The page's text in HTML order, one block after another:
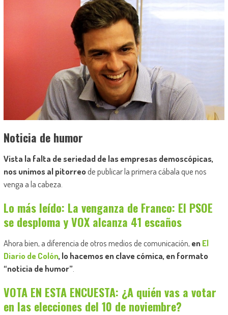
Noticia de humor
Vista la falta de seriedad de las empresas demoscópicas,
nos unimos al pitorreode publicar la primera cábala que nos
venga a la cabeza.
Lo más leído: La venganza de Franco: El PSOE
se desploma y VOX alcanza 41 escaños
Ahora bien, a diferencia de otros medios de comunicación, enEl
Diario de Colón, lo hacemos en clave cómica, en formato
“noticia de humor”.
VOTA EN ESTA ENCUESTA: ¿A quién vas a votar
en las elecciones del 10 de noviembre?